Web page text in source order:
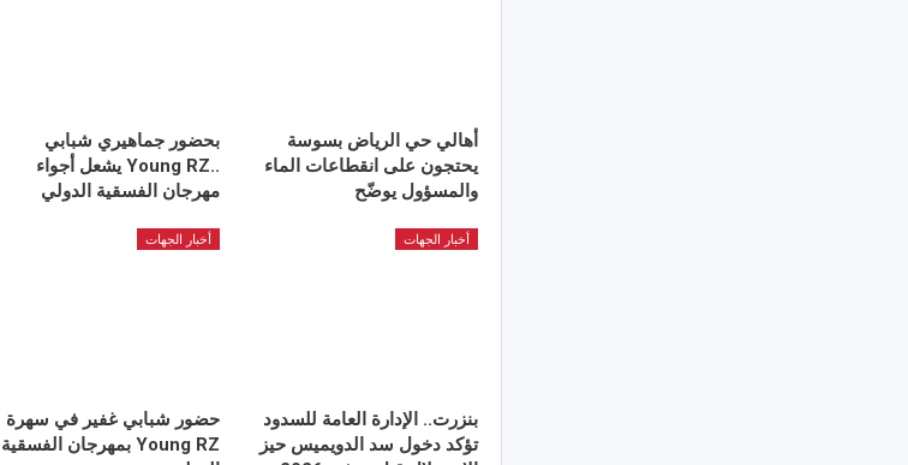
أهالي حي الرياض بسوسة
يحتجون على انقطاعات الماء
والمسؤول يوضّح
بحضور جماهيري شبابي
..Young RZ يشعل أجواء
مهرجان الفسقية الدولي
أخبار الجهات
بنزرت.. الإدارة العامة للسدود
تؤكد دخول سد الدويميس حيز
أخبار الجهات
حضور شبابي غفير في سهرة
Young RZ بمهرجان الفسقية